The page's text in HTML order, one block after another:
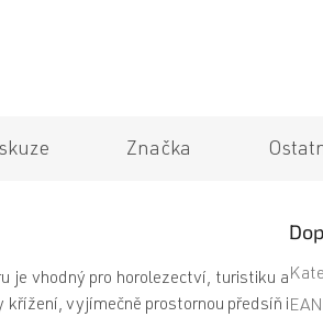
Značka
je vhodný pro horolezectví, turistiku a
křížení, vyjímečně prostornou předsíň iEAN